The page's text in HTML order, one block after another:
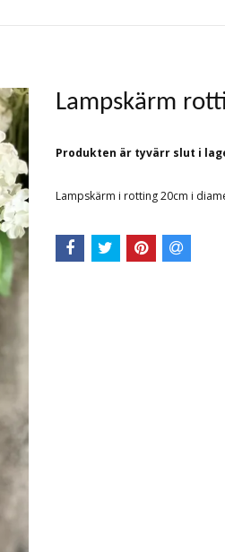
Lampskärm
Produkten är tyvärr slut i
Lampskärm i rotting 20cm i